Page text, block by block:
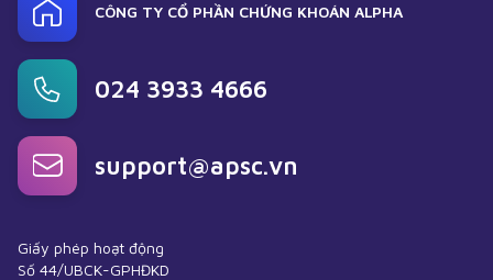
CÔNG TY CỔ PHẦN CHỨNG KHOÁN ALPHA
024 3933 4666
support@apsc.vn
Giấy phép hoạt động
Số 44/UBCK-GPHĐKD